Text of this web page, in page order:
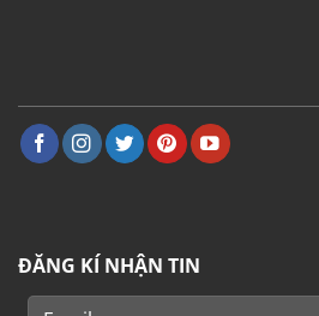
ĐĂNG KÍ NHẬN TIN